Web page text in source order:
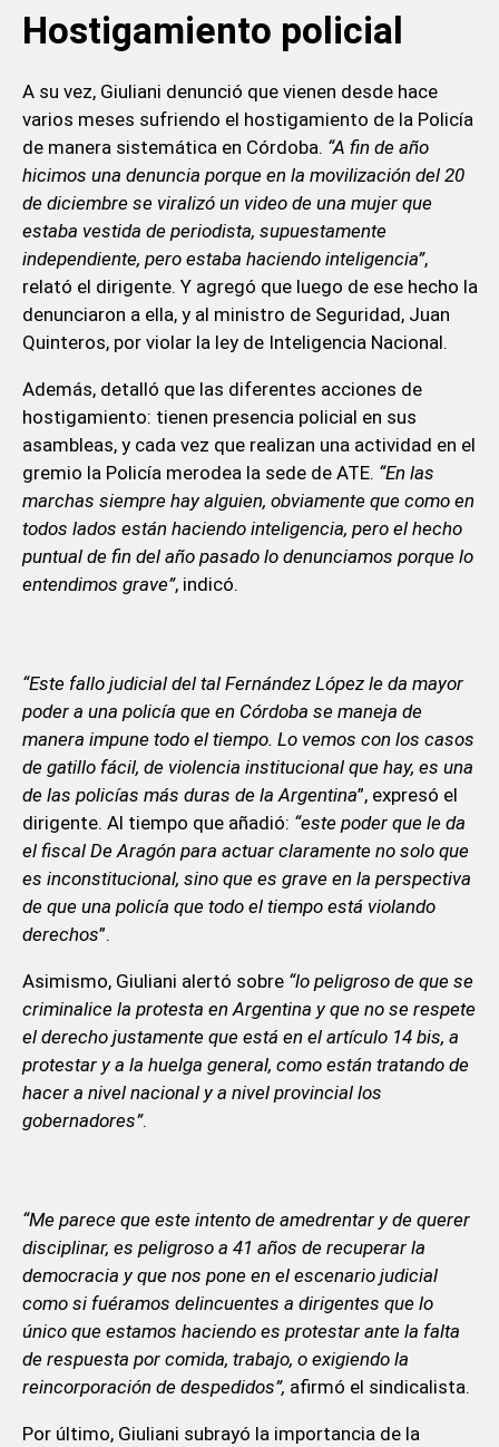
Hostigamiento policial
A su vez, Giuliani denunció que vienen desde hace
varios meses sufriendo el hostigamiento de la Policía
de manera sistemática en Córdoba. “A fin de año
hicimos una denuncia porque en la movilización del 20
de diciembre se viralizó un video de una mujer que
estaba vestida de periodista, supuestamente
independiente, pero estaba haciendo inteligencia”,
relató el dirigente. Y agregó que luego de ese hecho la
denunciaron a ella, y al ministro de Seguridad, Juan
Quinteros, por violar la ley de Inteligencia Nacional.
Además, detalló que las diferentes acciones de
hostigamiento: tienen presencia policial en sus
asambleas, y cada vez que realizan una actividad en el
gremio la Policía merodea la sede de ATE. “En las
marchas siempre hay alguien, obviamente que como en
todos lados están haciendo inteligencia, pero el hecho
puntual de fin del año pasado lo denunciamos porque lo
entendimos grave”, indicó.
“Este fallo judicial del tal Fernández López le da mayor
poder a una policía que en Córdoba se maneja de
manera impune todo el tiempo. Lo vemos con los casos
de gatillo fácil, de violencia institucional que hay, es una
de las policías más duras de la Argentina”, expresó el
dirigente. Al tiempo que añadió: “este poder que le da
el fiscal De Aragón para actuar claramente no solo que
es inconstitucional, sino que es grave en la perspectiva
de que una policía que todo el tiempo está violando
derechos”.
Asimismo, Giuliani alertó sobre “lo peligroso de que se
criminalice la protesta en Argentina y que no se respete
el derecho justamente que está en el artículo 14 bis, a
protestar y a la huelga general, como están tratando de
hacer a nivel nacional y a nivel provincial los
gobernadores”.
“Me parece que este intento de amedrentar y de querer
disciplinar, es peligroso a 41 años de recuperar la
democracia y que nos pone en el escenario judicial
como si fuéramos delincuentes a dirigentes que lo
único que estamos haciendo es protestar ante la falta
de respuesta por comida, trabajo, o exigiendo la
reincorporación de despedidos”, afirmó el sindicalista.
Por último, Giuliani subrayó la importancia de la